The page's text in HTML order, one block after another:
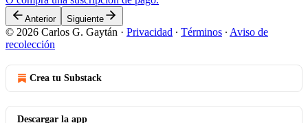
Anterior Siguiente
© 2026 Carlos G. Gaytán · Privacidad ∙ Términos ∙ Aviso de
recolección
Crea tu Substack
Descargar la app